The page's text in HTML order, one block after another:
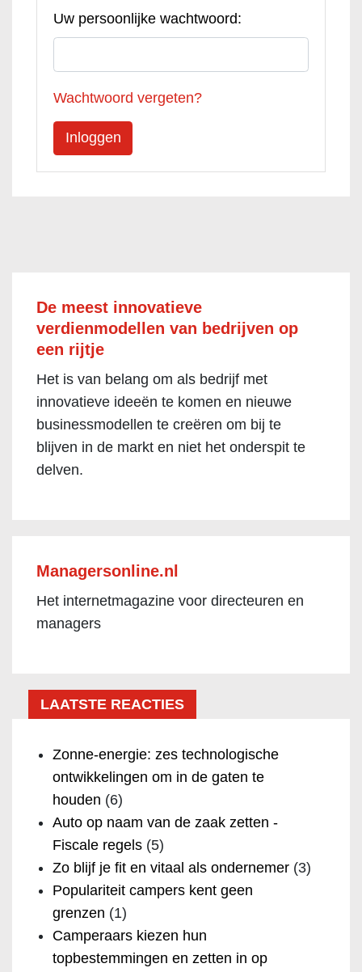
Uw persoonlijke wachtwoord:
Wachtwoord vergeten?
De meest innovatieve
verdienmodellen van bedrijven op
een rijtje
Het is van belang om als bedrijf met
innovatieve ideeën te komen en nieuwe
businessmodellen te creëren om bij te
blijven in de markt en niet het onderspit te
delven.
Managersonline.nl
Het internetmagazine voor directeuren en
managers
LAATSTE REACTIES
Zonne-energie: zes technologische
ontwikkelingen om in de gaten te
houden (6)
Auto op naam van de zaak zetten -
Fiscale regels (5)
Zo blijf je fit en vitaal als ondernemer (3)
Populariteit campers kent geen
grenzen (1)
Camperaars kiezen hun
topbestemmingen en zetten in op